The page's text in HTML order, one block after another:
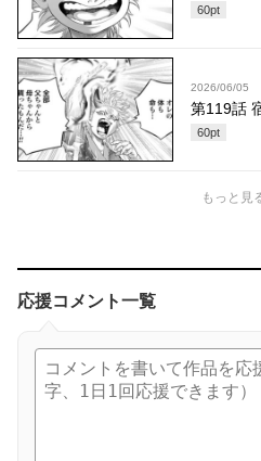
60pt
2026/06/05
第119話
60pt
もっと見
応援コメント一覧